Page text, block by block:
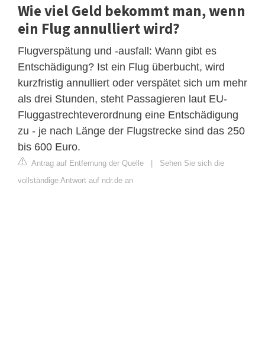
Wie viel Geld bekommt man, wenn
ein Flug annulliert wird?
Flugverspätung und -ausfall: Wann gibt es
Entschädigung? Ist ein Flug überbucht, wird
kurzfristig annulliert oder verspätet sich um mehr
als drei Stunden, steht Passagieren laut EU-
Fluggastrechteverordnung eine Entschädigung
zu - je nach Länge der Flugstrecke sind das 250
bis 600 Euro.
Antrag auf Entfernung der Quelle | Sehen Sie sich die
vollständige Antwort auf ndr.de an